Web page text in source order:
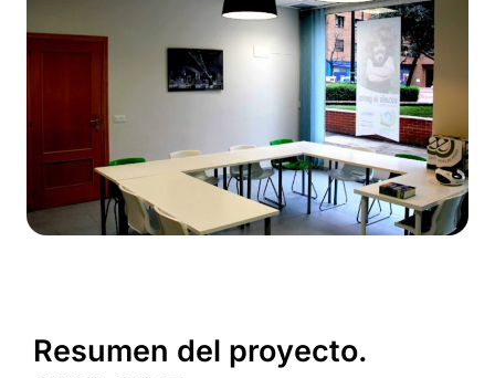
Resumen del proyecto.